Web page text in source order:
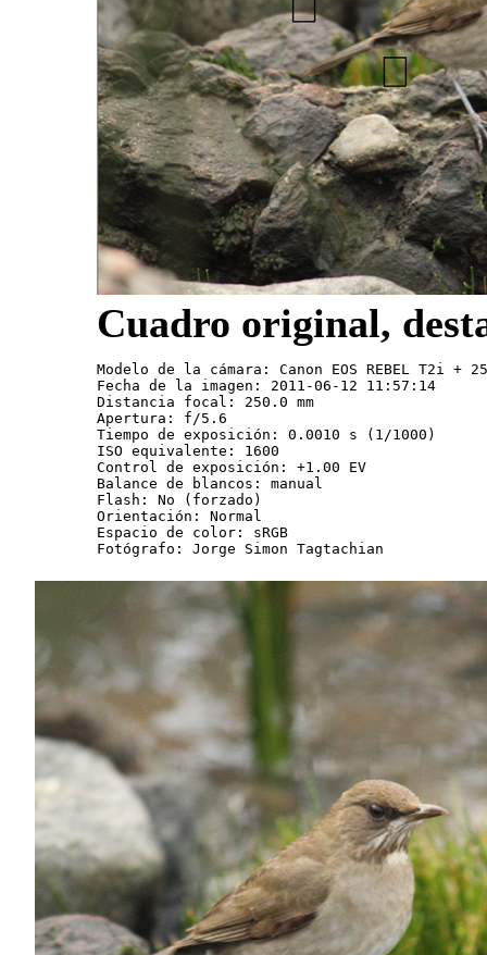
Cuadro original,
Modelo de la cámara: Canon EOS REBEL T2i +
Fecha de la imagen: 2011-06-12 11:57:14
Distancia focal: 250.0 mm
Apertura: f/5.6
Tiempo de exposición: 0.0010 s (1/1000)
ISO equivalente: 1600
Control de exposición: +1.00 EV
Balance de blancos: manual
Flash: No (forzado)
Orientación: Normal
Espacio de color: sRGB